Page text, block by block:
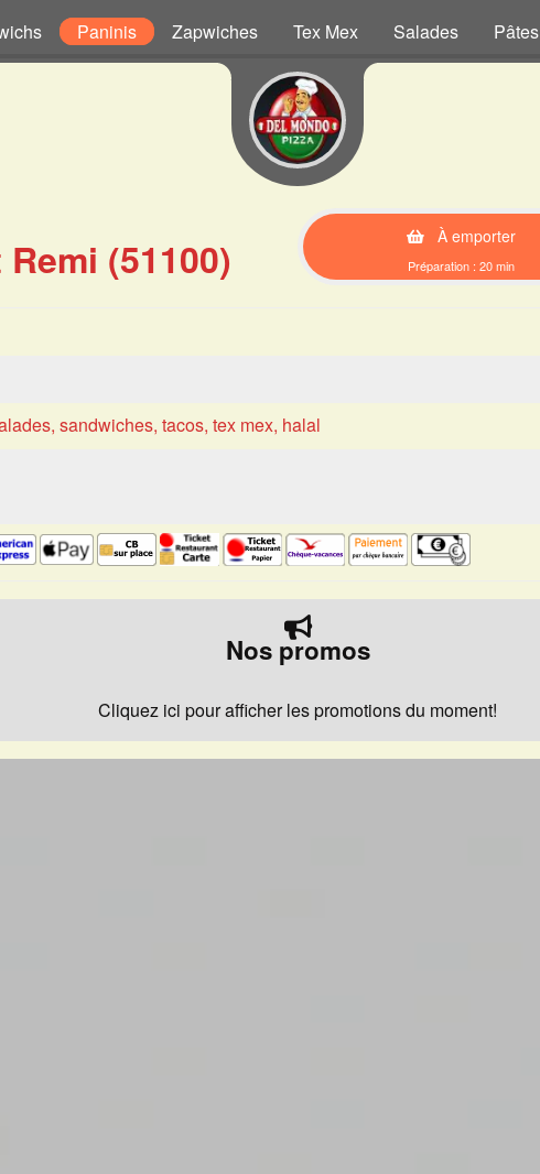
Paninis Zapwiches Tex Mex Salades Pâtes
(51100)
À emporter
Préparation : 20 min
sandwiches, tacos, tex mex, halal
Nos promos
Cliquez ici pour afficher les promotions du moment!